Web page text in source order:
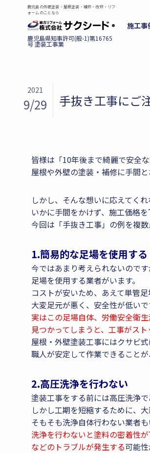
鹿児島の外壁塗装・屋根塗装・補修・改修・リフ
ォームのことなら
施工事
手抜き工事にご
2021
9/29
皆様は「10年後まで綺麗で安全
屋根や外壁の塗装・補修に手間と
しかし、そんな想いに応えてく
いかに手間をかけず、施工価格
今回は「手抜き工事」の例を複数
1.簡易的な足場を使用する
今ではあまり考えられないので
足場を使用する業者がいます。
コストが安いため、あえて単管
大変足元が悪く、安全性が低いで
実はこの足場自体、労働安全衛
見つかってしまうと、工事がス
屋根・外壁塗装工事にはクサビ
職人が安定して作業できること
2.高圧洗浄を行わない
塗装工事をする前には高圧洗浄
しかし工期を短縮するために、
そもそも洗浄自体行わない業者も
洗浄を行わないと塗料の密着性
などのトラブルが発生する可能性